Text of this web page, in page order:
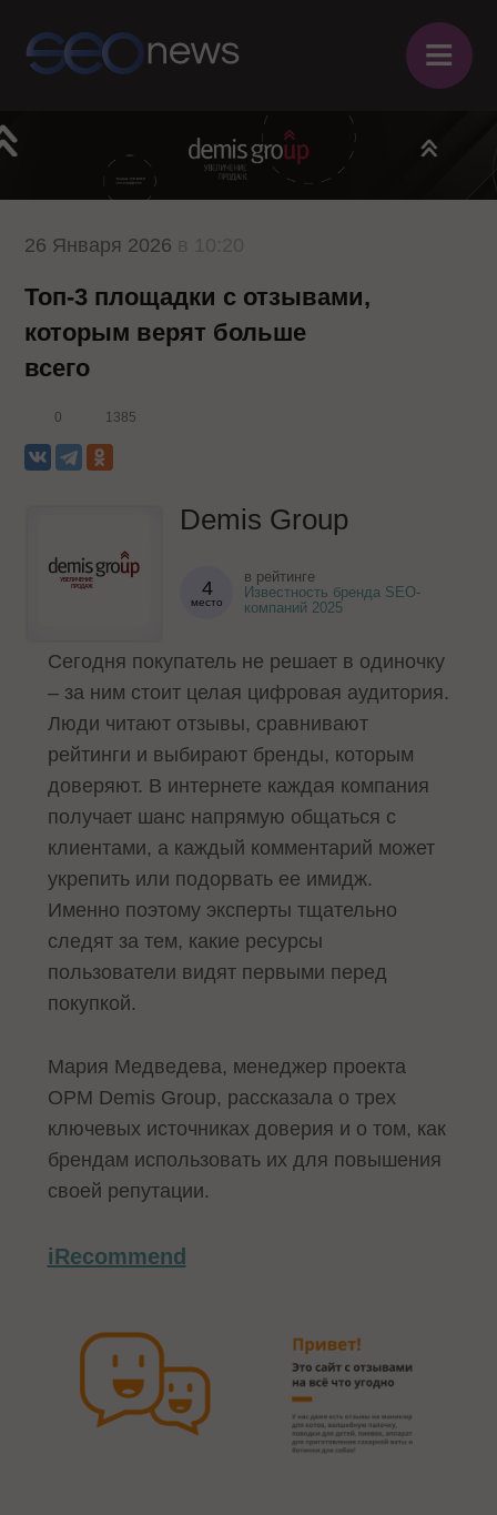
≡
26 Января 2026
Топ-3 площадки с отзывами,
которым верят больше
всего
0 1385
Demis Group
4
место
в рейтинге
Известность бренда SEO-
компаний 2025
Сегодня покупатель не решает в одиночку
– за ним стоит целая цифровая аудитория.
Люди читают отзывы, сравнивают
рейтинги и выбирают бренды, которым
доверяют. В интернете каждая компания
получает шанс напрямую общаться с
клиентами, а каждый комментарий может
укрепить или подорвать ее имидж.
Именно поэтому эксперты тщательно
следят за тем, какие ресурсы
пользователи видят первыми перед
покупкой.
Мария Медведева, менеджер проекта
ОРМ Demis Group, рассказала о трех
ключевых источниках доверия и о том, как
брендам использовать их для повышения
своей репутации.
iRecommend